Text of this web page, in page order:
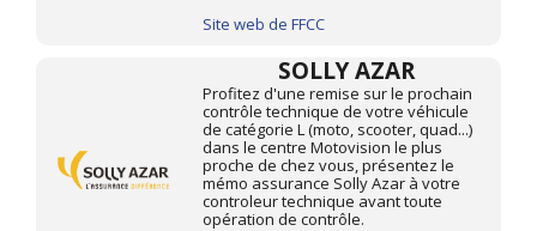
Site web de FFCC
SOLLY AZAR
Profitez d'une remise sur le prochain
contrôle technique de votre véhicule
de catégorie L (moto, scooter, quad...)
dans le centre Motovision le plus
proche de chez vous, présentez le
mémo assurance Solly Azar à votre
controleur technique avant toute
opération de contrôle.